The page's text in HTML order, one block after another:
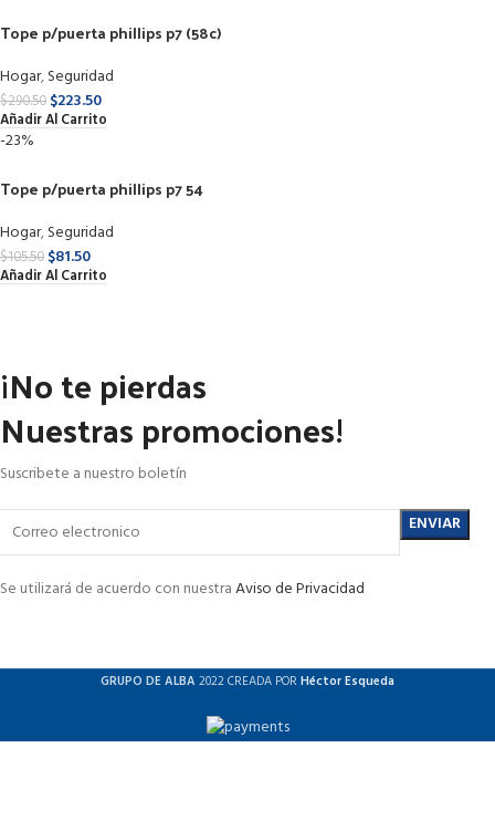
Tope p/puerta phillips p7 (58c)
Hogar,Seguridad
$290.50 $223.50
Añadir Al Carrito
-23%
Tope p/puerta phillips p7 54
Hogar,Seguridad
$105.50 $81.50
Añadir Al Carrito
¡No te pierdas
Nuestras promociones!
Suscribete a nuestro boletín
Se utilizará de acuerdo con nuestraAviso de Privacidad
GRUPO DE ALBA 2022 CREADA PORHéctor Esqueda